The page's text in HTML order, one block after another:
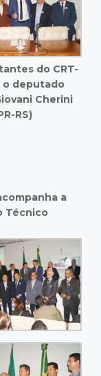
do CRT-
o deputado
Cherini
RS)
a
Técnico